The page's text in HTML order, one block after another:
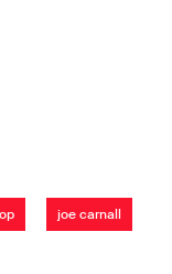
joe carnall